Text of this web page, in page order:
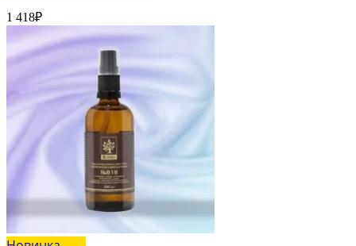
1 418₽